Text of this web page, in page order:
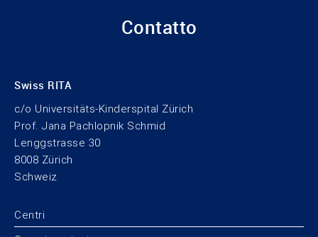
Contatto
Swiss RITA
c/o Universitäts-Kinderspital Zürich
Prof. Jana Pachlopnik Schmid
Lenggstrasse 30
8008 Zürich
Schweiz
Centri